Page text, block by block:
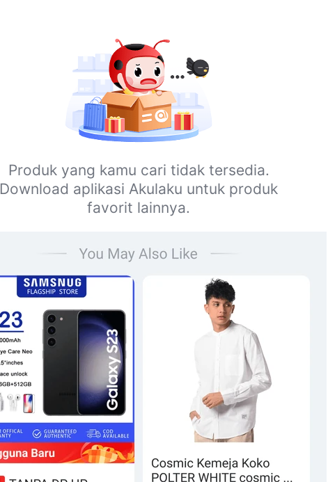
Produk yang kamu cari tidak tersedia.
Download aplikasi Akulaku untuk produk
favorit lainnya.